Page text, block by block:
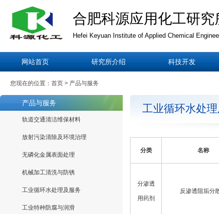
合肥科源应用化工研究
Hefei Keyuan Institute of Applied Chemical
网站首页 研究所介绍 科技开发
您现在的位置：首页 > 产品与服务
产品与服务
轨道交通清洁维保材料
放射污染清除及环境治理
无磷化金属表面处理
机械加工清洗与防锈
工业循环水处理及服务
工业特种防腐与润滑
工业循环水处
分类 名称
分渗透
用药剂
反渗透阻垢分